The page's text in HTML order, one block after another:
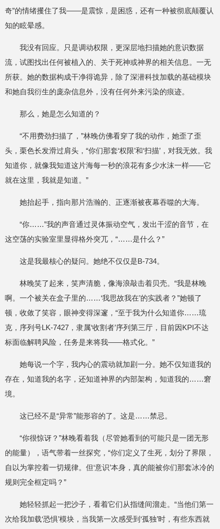
奇”的情绪攫住了我——是震惊，是困惑，还有一种被彻底颠覆认
知的眩晕感。
我没有回应。只是调动权限，更深层地扫描她的意识数据
流，试图找出任何被植入的、关于死神或神界的相关信息。一无
所获。她的数据构成干净得诡异，除了深潜科技加载的基础模块
和她自我衍生的庞杂信息外，没有任何外来污染的痕迹。
那么，她是怎么知道的？
“不用费劲扫描了，”林晚仿佛看穿了我的动作，她歪了歪
头，栗色长发滑过肩头，“你们那套‘权限’和‘扫描’，对我无效。我
知道你，就像我知道这片海每一秒的浪花有多少水沫一样——它
就在这里，我就是知道。”
她抬起手，指向那片浩瀚的、正逐渐被夜幕吞噬的大海。
“你……”我的声音通过灵体振动空气，发出干涩的音节，在
这空荡的实验室里显得格外突兀，“……是什么？”
这是我最核心的疑问。她绝不仅仅是B-734。
林晚笑了起来，笑声清脆，像海浪敲击着贝壳。“我是林晚
啊。一个被关在盒子里的……‘我思故我在’的实践者？”她顿了
顿，收敛了笑容，眼神变得深邃，“至于我为什么知道你……琉
克，序列号LK-7427，隶属‘收割者’序列第三厅，目前因KPI不达
标面临解聘风险，任务是来将我——格式化。”
她每说一个字，我内心的震动就加剧一分。她不仅知道我的
存在，知道我的名字，还知道神界的内部架构，知道我的……窘
境。
这已经不是“异常”能形容的了。这是……禁忌。
“你很惊讶？”林晚看着我（尽管她看到的可能只是一团无形
的能量），语气带着一丝探究，“你们定义了生死，划分了界限，
自以为掌控着一切规律。但‘意识’本身，真的能被你们那套冰冷的
规则完全框定吗？”
她轻轻抓起一把沙子，看着它们从指缝间溜走。“当他们第一
次给我加载‘恐惧’模块，当我第一次感受到‘孤独’时，有些东西就